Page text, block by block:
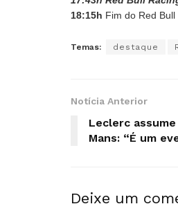
18:15h Fim do Red
Temas: destaque
Notícia Anterior
Leclerc
Mans: “É um
Deixe um